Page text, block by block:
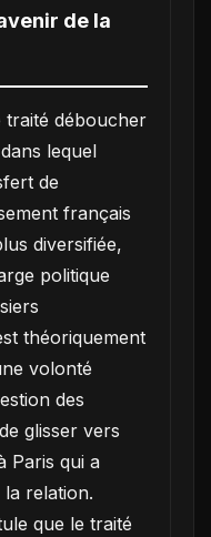
de la
traité déboucher
lequel
de
français
diversifiée,
politique
théoriquement
volonté
des
glisser vers
Paris qui a
relation.
que le traité